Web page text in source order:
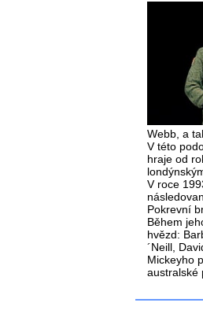
Webb, a
V této
hraje od
V roce
Pokrevní
Během
hvězd:
´Neill,
Mickeyho
australské